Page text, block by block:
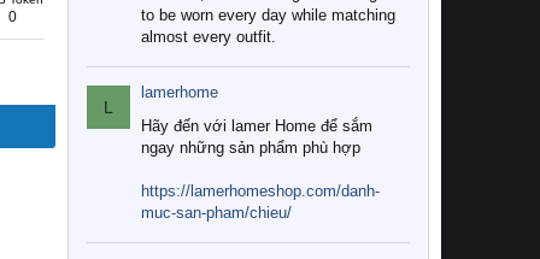
0
to be worn every day while matching
almost every outfit.
L
lamerhome
Hãy đến với lamer Home để sắm
ngay những sản phẩm phù hợp
https://lamerhomeshop.com/danh-
muc-san-pham/chieu/